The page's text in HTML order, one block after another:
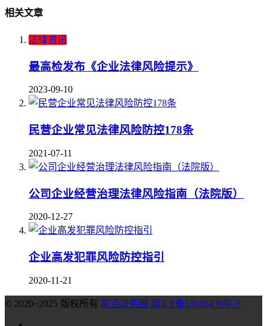
相关文章
法律资讯
最高检发布《企业法律风险提示》
2023-09-10
民营企业常见法律风险防控178条
2021-07-11
公司企业经营治理法律风险指南（法院版）
2020-12-27
企业高发犯罪风险防控指引
2020-11-21
© 2020~2025 版权所有 前沿法务圈 闽ICP备13016439号-3